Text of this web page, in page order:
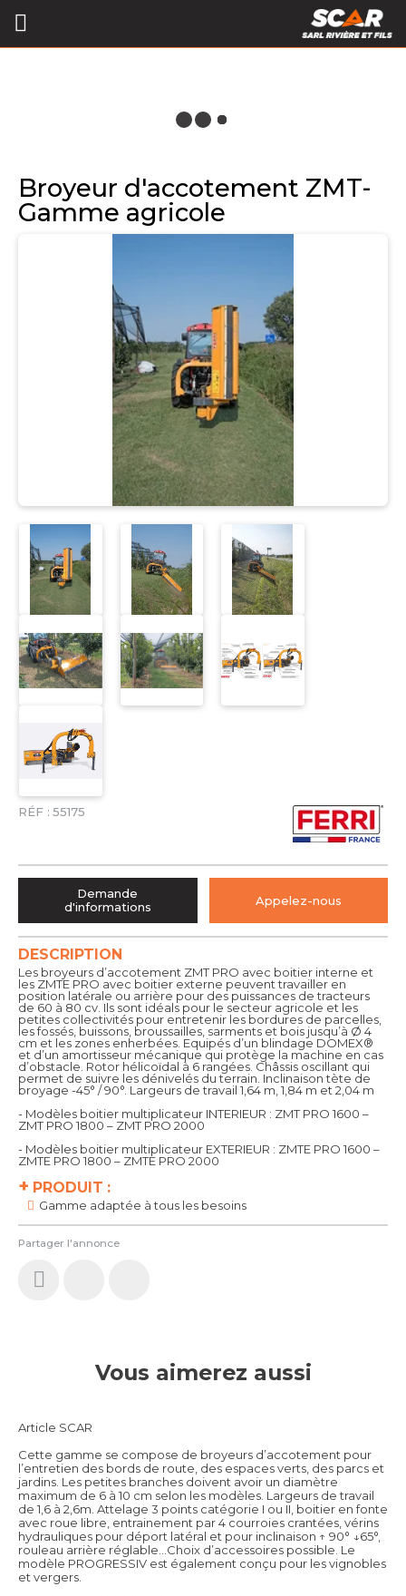
Broyeur d'accotement ZMT-
Gamme agricole
RÉF : 55175
+ PRODUIT :
Gamme adaptée à tous les besoins
Partager l'annonce
DESCRIPTION
Les broyeurs d’accotement ZMT PRO avec boitier interne et
les ZMTE PRO avec boitier externe peuvent travailler en
position latérale ou arrière pour des puissances de tracteurs
de 60 à 80 cv. Ils sont idéals pour le secteur agricole et les
petites collectivités pour entretenir les bordures de parcelles,
les fossés, buissons, broussailles, sarments et bois jusqu’à Ø 4
cm et les zones enherbées. Equipés d’un blindage DOMEX®
et d’un amortisseur mécanique qui protège la machine en cas
d’obstacle. Rotor hélicoïdal à 6 rangées. Châssis oscillant qui
permet de suivre les dénivelés du terrain. Inclinaison tète de
broyage -45° / 90°. Largeurs de travail 1,64 m, 1,84 m et 2,04 m
- Modèles boitier multiplicateur INTERIEUR : ZMT PRO 1600 –
ZMT PRO 1800 – ZMT PRO 2000
- Modèles boitier multiplicateur EXTERIEUR : ZMTE PRO 1600 –
ZMTE PRO 1800 – ZMTE PRO 2000
Demande
d'informations
Appelez-nous
Vous aimerez aussi
Article SCAR
Cette gamme se compose de broyeurs d’accotement pour
l’entretien des bords de route, des espaces verts, des parcs et
jardins. Les petites branches doivent avoir un diamètre
maximum de 6 à 10 cm selon les modèles. Largeurs de travail
de 1,6 à 2,6m. Attelage 3 points catégorie I ou II, boitier en fonte
avec roue libre, entrainement par 4 courroies crantées, vérins
hydrauliques pour déport latéral et pour inclinaison ↑ 90° ↓65°,
rouleau arrière réglable…Choix d’accessoires possible. Le
modèle PROGRESSIV est également conçu pour les vignobles
et vergers.